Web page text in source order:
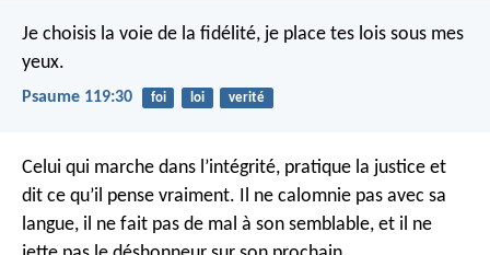
Je choisis la voie de la fidélité, je place tes lois sous mes
yeux.
Psaume 119:30 foi loi verité
Celui qui marche dans l’intégrité, pratique la justice et
dit ce qu’il pense vraiment. Il ne calomnie pas avec sa
langue, il ne fait pas de mal à son semblable, et il ne